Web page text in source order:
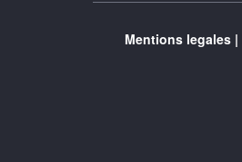
Mentions legales|